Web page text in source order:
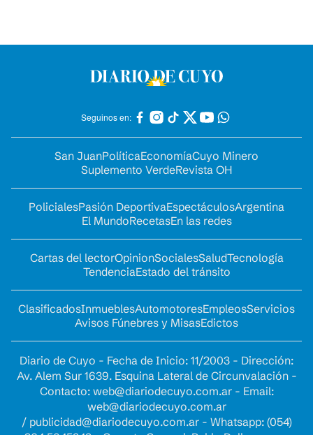
Seguinos en:
San JuanPolíticaEconomíaCuyo Minero
Suplemento VerdeRevista OH
PolicialesPasión DeportivaEspectáculosArgentina
El MundoRecetasEn las redes
Cartas del lectorOpinionSocialesSaludTecnología
TendenciaEstado del tránsito
ClasificadosInmueblesAutomotoresEmpleosServicios
Avisos Fúnebres y MisasEdictos
Diario de Cuyo - Fecha de Inicio: 11/2003 - Dirección:
Av. Alem Sur 1639. Esquina Lateral de Circunvalación -
Contacto: web@diariodecuyo.com.ar- Email:
web@diariodecuyo.com.ar
/ publicidad@diariodecuyo.com.ar- Whatsapp: (054)